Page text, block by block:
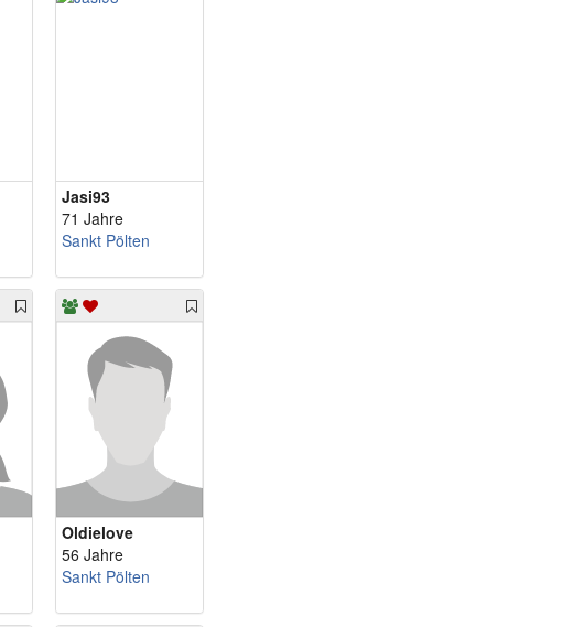
Jasi93
71 Jahre
Sankt Pölten
Oldielove
56 Jahre
Sankt Pölten